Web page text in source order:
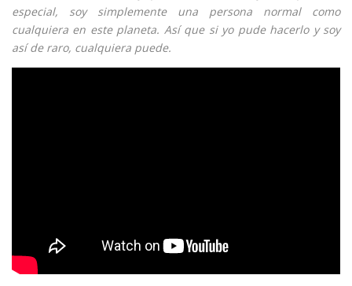
especial, soy simplemente una persona normal como
cualquiera en este planeta. Así que si yo pude hacerlo y soy
así de raro, cualquiera puede.